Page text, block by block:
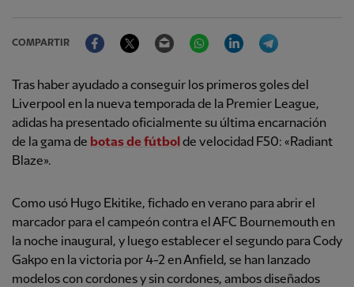
COMPARTIR
FacebookTwitter Email WhatsAppLinkedIn
Tras haber ayudado a conseguir los primeros goles del
Liverpool en la nueva temporada de la Premier League,
adidas ha presentado oficialmente su última encarnación
de la gama de botas de fútbol de velocidad F50: «Radiant
Blaze».
Como usó Hugo Ekitike, fichado en verano para abrir el
marcador para el campeón contra el AFC Bournemouth en
la noche inaugural, y luego establecer el segundo para Cody
Gakpo en la victoria por 4-2 en Anfield, se han lanzado
modelos con cordones y sin cordones, ambos diseñados